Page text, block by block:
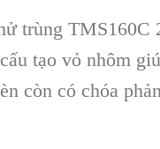
trùng
tạo vỏ nhôm
còn có chóa